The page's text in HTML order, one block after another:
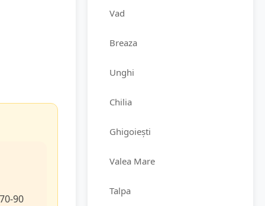
90
Vad
Breaza
Unghi
Chilia
Ghigoiești
Valea Mare
Talpa